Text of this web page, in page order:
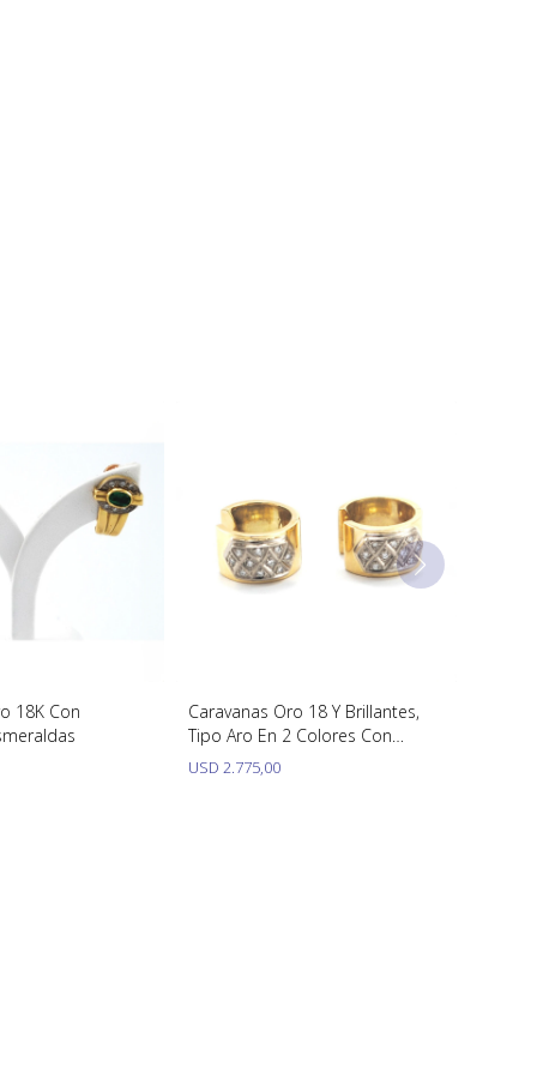
18K Con
Caravanas Oro 18 Y Brillantes,
Tipo Aro En 2 Colores Con
Brillantes
USD 2.775,00